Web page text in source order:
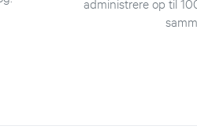
administrere op til